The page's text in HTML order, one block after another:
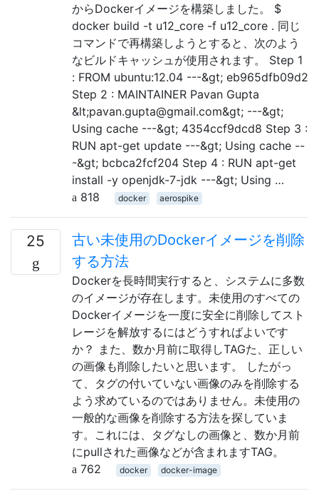
からDockerイメージを構築しました。 $
docker build -t u12_core -f u12_core . 同じ
コマンドで再構築しようとすると、次のよう
なビルドキャッシュが使用されます。 Step 1
: FROM ubuntu:12.04 ---&gt; eb965dfb09d2
Step 2 : MAINTAINER Pavan Gupta
&lt;pavan.gupta@gmail.com&gt; ---&gt;
Using cache ---&gt; 4354ccf9dcd8 Step 3 :
RUN apt-get update ---&gt; Using cache --
-&gt; bcbca2fcf204 Step 4 : RUN apt-get
install -y openjdk-7-jdk ---&gt; Using …
818
docker aerospike
25
古い未使用のDockerイメージを削除
する方法
Dockerを長時間実行すると、システムに多数
のイメージが存在します。未使用のすべての
Dockerイメージを一度に安全に削除してスト
レージを解放するにはどうすればよいです
か？ また、数か月前に取得しTAGた、正しい
の画像も削除したいと思います。 したがっ
て、タグの付いていない画像のみを削除する
よう求めているのではありません。未使用の
一般的な画像を削除する方法を探していま
す。これには、タグなしの画像と、数か月前
にpullされた画像などが含まれますTAG。
762
docker docker-image